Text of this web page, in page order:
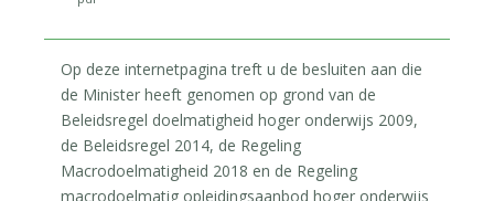
Op deze internetpagina treft u de besluiten aan die
de Minister heeft genomen op grond van de
Beleidsregel doelmatigheid hoger onderwijs 2009,
de Beleidsregel 2014, de Regeling
Macrodoelmatigheid 2018 en de Regeling
macrodoelmatig opleidingsaanbod hoger onderwijs